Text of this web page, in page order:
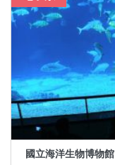
國立海洋生物博物館